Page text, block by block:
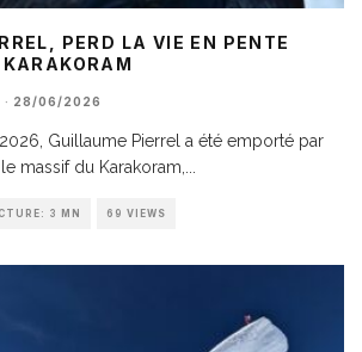
PERD LA VIE EN PENTE
· 28/06/2026
Guillaume Pierrel a été emporté par
massif du Karakoram,...
3 MN 69 VIEWS